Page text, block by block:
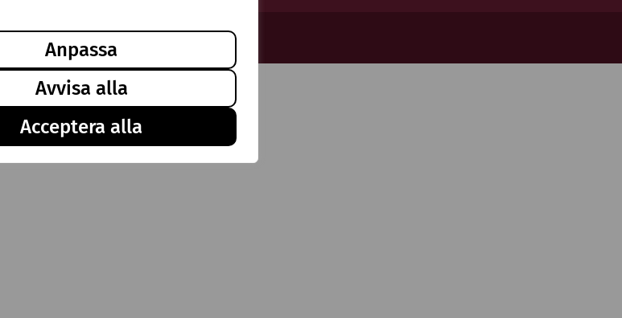
Anpassa
Avvisa alla
Acceptera alla
© Stiftelsen Thulehem 2025